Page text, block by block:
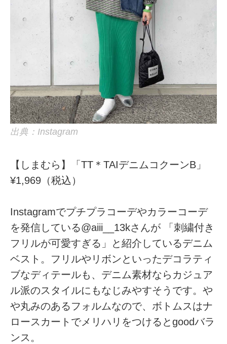
出典：Instagram
【しまむら】「TT＊TAIデニムコクーンB」
¥1,969（税込）
Instagramでプチプラコーデやカラーコーデ
を発信している@aiii__13kさんが 「刺繍付き
フリルが可愛すぎる」と紹介しているデニム
ベスト。フリルやリボンといったデコラティ
ブなディテールも、デニム素材ならカジュア
ル派のスタイルにもなじみやすそうです。や
や丸みのあるフォルムなので、ボトムスはナ
ロースカートでメリハリをつけるとgoodバラ
ンス。